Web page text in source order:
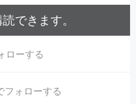
できます。
ローする
フォローする